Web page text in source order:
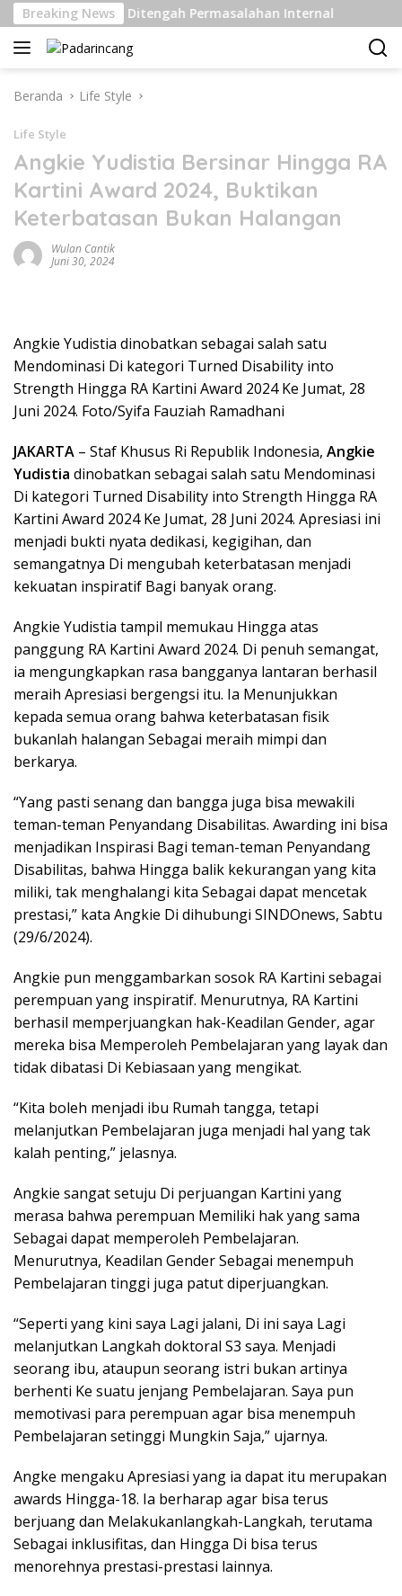
Langsung
ke
konten
Breaking News
Berat Di Ditengah Permasalahan Internal
Beranda Life Style
Life Style
Angkie Yudistia Bersinar Hingga RA
Kartini Award 2024, Buktikan
Keterbatasan Bukan Halangan
Wulan Cantik
Juni 30, 2024
Angkie Yudistia dinobatkan sebagai salah satu
Mendominasi Di kategori Turned Disability into
Strength Hingga RA Kartini Award 2024 Ke Jumat, 28
Juni 2024. Foto/Syifa Fauziah Ramadhani
JAKARTA – Staf Khusus Ri Republik Indonesia, Angkie
Yudistia dinobatkan sebagai salah satu Mendominasi
Di kategori Turned Disability into Strength Hingga RA
Kartini Award 2024 Ke Jumat, 28 Juni 2024. Apresiasi ini
menjadi bukti nyata dedikasi, kegigihan, dan
semangatnya Di mengubah keterbatasan menjadi
kekuatan inspiratif Bagi banyak orang.
Angkie Yudistia tampil memukau Hingga atas
panggung RA Kartini Award 2024. Di penuh semangat,
ia mengungkapkan rasa bangganya lantaran berhasil
meraih Apresiasi bergengsi itu. Ia Menunjukkan
kepada semua orang bahwa keterbatasan fisik
bukanlah halangan Sebagai meraih mimpi dan
berkarya.
“Yang pasti senang dan bangga juga bisa mewakili
teman-teman Penyandang Disabilitas. Awarding ini bisa
menjadikan Inspirasi Bagi teman-teman Penyandang
Disabilitas, bahwa Hingga balik kekurangan yang kita
miliki, tak menghalangi kita Sebagai dapat mencetak
prestasi,” kata Angkie Di dihubungi SINDOnews, Sabtu
(29/6/2024).
Angkie pun menggambarkan sosok RA Kartini sebagai
perempuan yang inspiratif. Menurutnya, RA Kartini
berhasil memperjuangkan hak-Keadilan Gender, agar
mereka bisa Memperoleh Pembelajaran yang layak dan
tidak dibatasi Di Kebiasaan yang mengikat.
“Kita boleh menjadi ibu Rumah tangga, tetapi
melanjutkan Pembelajaran juga menjadi hal yang tak
kalah penting,” jelasnya.
Angkie sangat setuju Di perjuangan Kartini yang
merasa bahwa perempuan Memiliki hak yang sama
Sebagai dapat memperoleh Pembelajaran.
Menurutnya, Keadilan Gender Sebagai menempuh
Pembelajaran tinggi juga patut diperjuangkan.
“Seperti yang kini saya Lagi jalani, Di ini saya Lagi
melanjutkan Langkah doktoral S3 saya. Menjadi
seorang ibu, ataupun seorang istri bukan artinya
berhenti Ke suatu jenjang Pembelajaran. Saya pun
memotivasi para perempuan agar bisa menempuh
Pembelajaran setinggi Mungkin Saja,” ujarnya.
Angke mengaku Apresiasi yang ia dapat itu merupakan
awards Hingga-18. Ia berharap agar bisa terus
berjuang dan Melakukanlangkah-Langkah, terutama
Sebagai inklusifitas, dan Hingga Di bisa terus
menorehnya prestasi-prestasi lainnya.